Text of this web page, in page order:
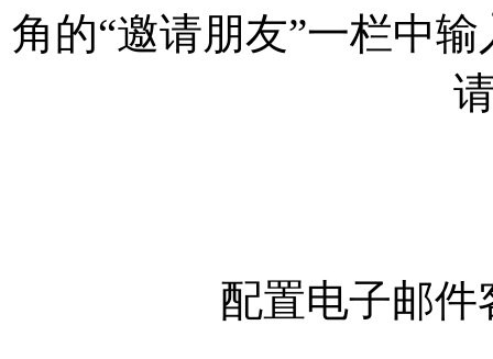
角的“邀请朋友”一栏中
配置电子邮件